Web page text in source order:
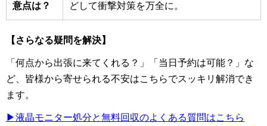
意点は？
どして衝撃対策を万全に。
【さらなる疑問を解決】
「何点から出張に来てくれる？」「当日予約は可能？」な
ど、皆様から寄せられる不安はこちらでスッキリ解消でき
ます。
▶液晶モニター処分と無料回収のよくある質問はこちら